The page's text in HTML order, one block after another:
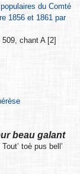
du Comté
1856 et 1861 par
chant A [2]
beau galant
toè pus bell’